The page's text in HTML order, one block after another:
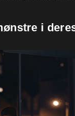
i